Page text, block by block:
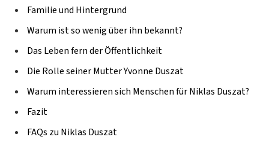
Familie und Hintergrund
Warum ist so wenig über ihn bekannt?
Das Leben fern der Öffentlichkeit
Die Rolle seiner Mutter Yvonne Duszat
Warum interessieren sich Menschen für Niklas Duszat?
Fazit
FAQs zu Niklas Duszat